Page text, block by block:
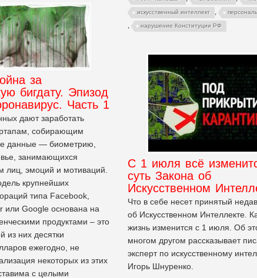
искусственный интеллект ,
, нарушение Конституции РФ
за
бигдату. Эпизод
Часть 1
дают заработать
собирающим
данные — биометрию,
занимающихся
лиц, эмоций и мотиваций.
крупнейших
типа Facebook,
или Google основана на
продуктами – это
из них десятки
ежегодно, не
некоторых из этих
с целыми
С 1 июля всё
суть Закона об
Искусственном
Что в себе несет принятый
об Искусственном Интеллекте.
жизнь изменится с 1 июля. Об
многом другом рассказывает
эксперт по искусственному
Игорь Шнуренко.